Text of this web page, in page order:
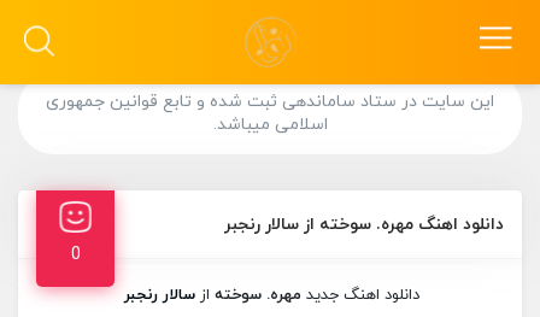
این سایت در ستاد ساماندهی ثبت شده و تابع قوانین جمهوری
اسلامی میباشد.
دانلود اهنگ مهره. سوخته از سالار رنجبر
0
دانلود اهنگ جدیدمهره. سوخته ازسالار رنجبر